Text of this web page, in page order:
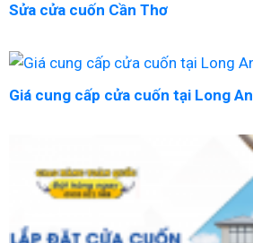
Sửa cửa cuốn Cần Thơ
Giá cung cấp cửa cuốn tại Long An